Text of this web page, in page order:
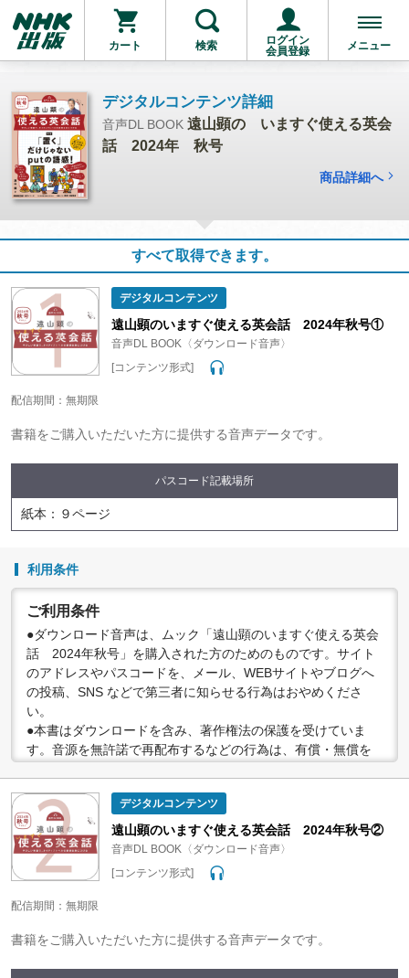
カート 検索
ログイン
会員登録
メニュー
デジタルコンテンツ詳細
音声DL BOOK 遠山顕の いますぐ使える英会
話 2024年 秋号
商品詳細へ
すべて取得できます。
デジタルコンテンツ
遠山顕のいますぐ使える英会話 2024年秋号①
音声DL BOOK〈ダウンロード音声〉
[コンテンツ形式]
配信期間：無期限
書籍をご購入いただいた方に提供する音声データです。
パスコード記載場所
紙本：９ページ
利用条件
ご利用条件
●ダウンロード音声は、ムック「遠山顕のいますぐ使える英会
話 2024年秋号」を購入された方のためのものです。サイト
のアドレスやパスコードを、メール、WEBサイトやブログへ
の投稿、SNS などで第三者に知らせる行為はおやめくださ
い。
●本書はダウンロードを含み、著作権法の保護を受けていま
す。音源を無許諾で再配布するなどの行為は、有償・無償を
●配信の方法やコンテンツの中身については、事前の告知なく
変更する場合がありますので、あらかじめご了承ください。
デジタルコンテンツ
遠山顕のいますぐ使える英会話 2024年秋号②
音声DL BOOK〈ダウンロード音声〉
[コンテンツ形式]
配信期間：無期限
書籍をご購入いただいた方に提供する音声データです。